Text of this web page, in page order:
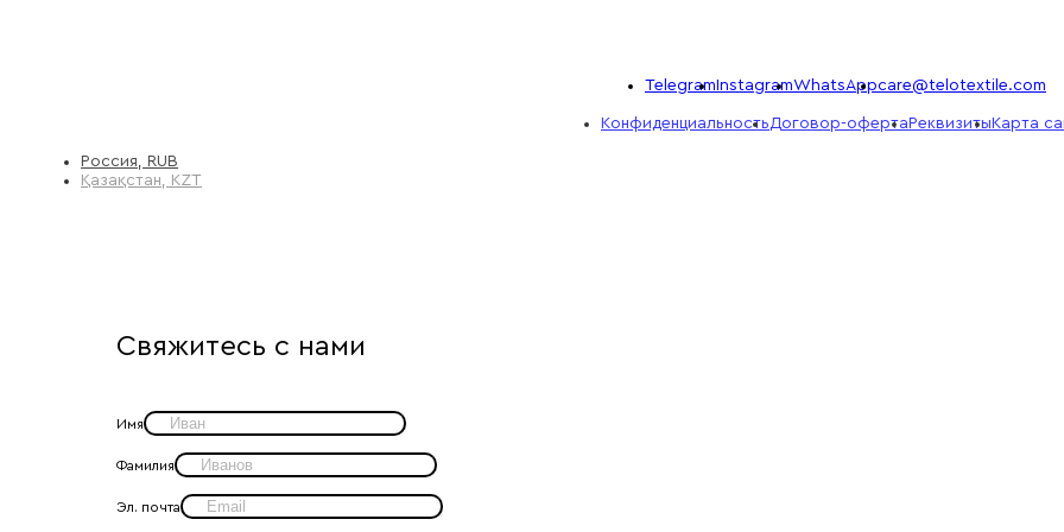
Telegram InstagramWhatsAppcare@telotextile.com
КонфиденциальностьДоговор-оферта Реквизиты Карта
Россия, RUB
Қазақстан, KZT
Свяжитесь с нами
Имя
Фамилия
Эл. почта